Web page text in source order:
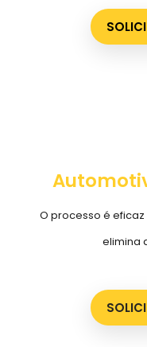
O processo é
elimina